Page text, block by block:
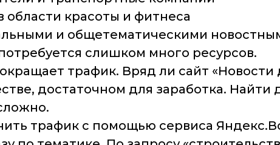
красоты и фитнеса
и общетематическими
слишком много ресурсов.
трафик. Вряд ли сайт «Новости
достаточном для заработка. Найти
трафик с помощью сервиса